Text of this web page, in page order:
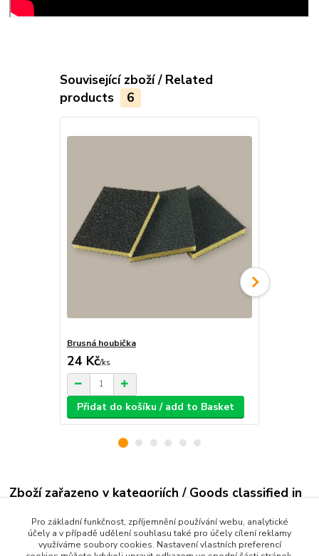
Související zboží / Related
products
6
Brusná houbička
24 Kč/ks
Přidat do košíku / add to Basket
Zboží zařazeno v kategoriích / Goods classified in
Házedla a vystřelovadla
Pro základní funkčnost, zpříjemnění používání webu, analytické
účely a v případě udělení souhlasu také pro účely cílení reklamy
využíváme soubory cookies. Nastavení vlastních preferencí